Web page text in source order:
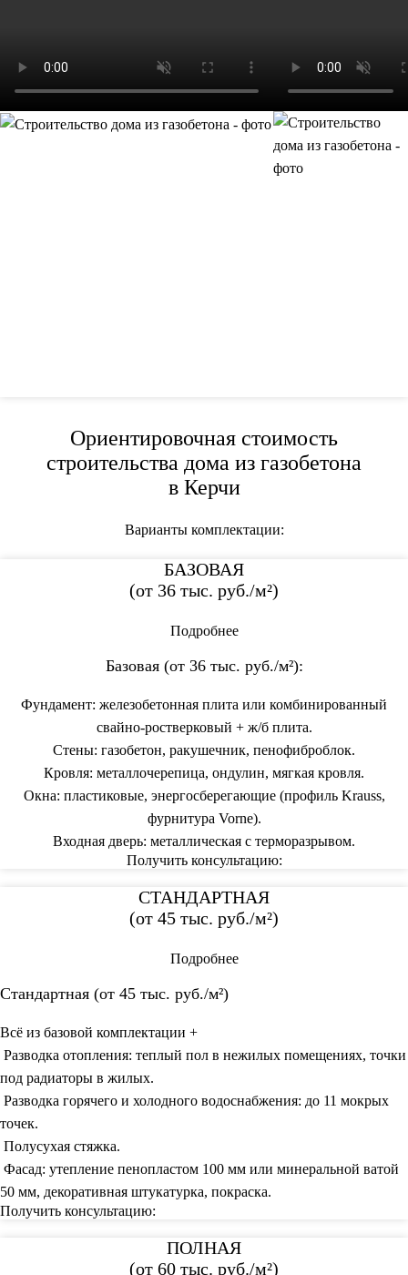
Ориентировочная стоимость
строительства дома из газобетона
в Керчи
Варианты комплектации:
БАЗОВАЯ
(от 36 тыс. руб./м²)
Подробнее
Базовая (от 36 тыс. руб./м²):
Фундамент: железобетонная плита или комбинированный
свайно-ростверковый + ж/б плита.
Стены: газобетон, ракушечник, пенофиброблок.
Кровля: металлочерепица, ондулин, мягкая кровля.
Окна: пластиковые, энергосберегающие (профиль Krauss,
фурнитура Vorne).
Входная дверь: металлическая с терморазрывом.
Получить консультацию:
СТАНДАРТНАЯ
(от 45 тыс. руб./м²)
Подробнее
Стандартная (от 45 тыс. руб./м²)
Всё из базовой комплектации +
Разводка отопления: теплый пол в нежилых помещениях, точки
под радиаторы в жилых.
Разводка горячего и холодного водоснабжения: до 11 мокрых
точек.
Полусухая стяжка.
Фасад: утепление пенопластом 100 мм или минеральной ватой
50 мм, декоративная штукатурка, покраска.
Получить консультацию:
ПОЛНАЯ
(от 60 тыс. руб./м²)